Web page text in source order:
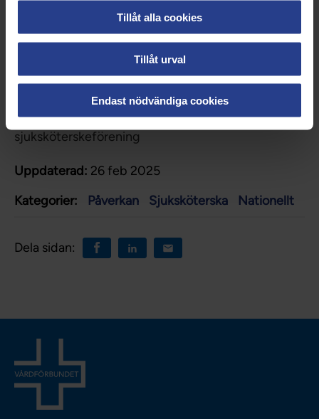
Tillåt alla cookies
Tillåt urval
Endast nödvändiga cookies
världskongress i Helsingfors i juni 2025. Eller måste
Sveriges sjuksköterskor vänta 25 år till för att
erhålla kompetensutveckling på internationell nivå?
Sineva Ribeiro, förbundsordförande för
Oili Dahl, ordförande för Svensk
sjuksköterskeförening
Uppdaterad: 26 feb 2025
Kategorier:
Påverkan Sjuksköterska Nationellt
Dela sidan: